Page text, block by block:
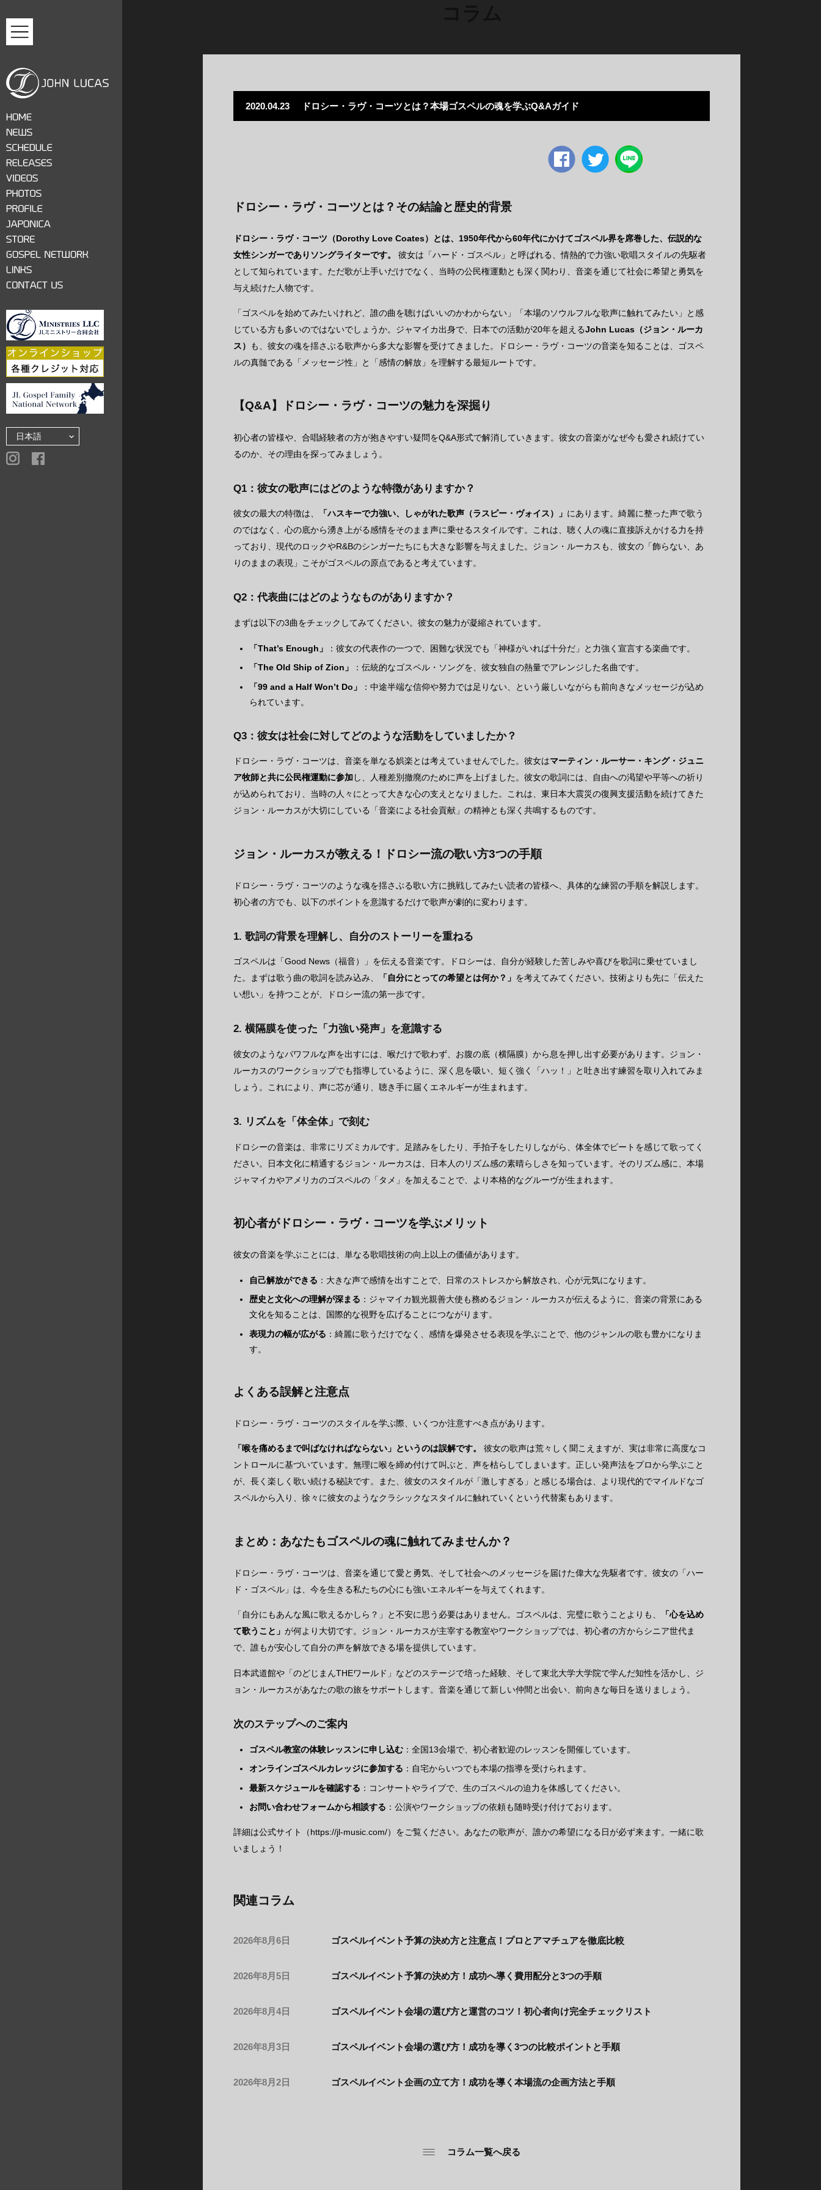
HOME
NEWS
SCHEDULE
RELEASES
VIDEOS
PHOTOS
PROFILE
JAPONICA
STORE
GOSPEL NETWORK
LINKS
2020.04.23 ドロシー・ラヴ・コーツとは？本場ゴスペルの魂を学ぶQ&Aガイド
ドロシー・ラヴ・コーツとは？その結論と歴史的背景
ドロシー・ラヴ・コーツ（Dorothy Love Coates）とは、1950年代から60年代にかけてゴスペル界を席巻した、伝説的な
女性シンガーでありソングライターです。
彼女は「ハード・ゴスペル」と呼ばれる、情熱的で力強い歌唱スタイルの先駆者
として知られています。ただ歌が上手いだけでなく、当時の公民権運動とも深く関わり、音楽を通じて社会に希望と勇気を
与え続けた人物です。
「ゴスペルを始めてみたいけれど、誰の曲を聴けばいいのかわからない」「本場のソウルフルな歌声に触れてみたい」と感
じている方も多いのではないでしょうか。ジャマイカ出身で、日本での活動が20年を超えるJohn Lucas（ジョン・ルーカ
ス）
も、彼女の魂を揺さぶる歌声から多大な影響を受けてきました。ドロシー・ラヴ・コーツの音楽を知ることは、ゴスペ
ルの真髄である「メッセージ性」と「感情の解放」を理解する最短ルートです。
【Q&A】ドロシー・ラヴ・コーツの魅力を深掘り
初心者の皆様や、合唱経験者の方が抱きやすい疑問をQ&A形式で解消していきます。彼女の音楽がなぜ今も愛され続けてい
るのか、その理由を探ってみましょう。
Q1：彼女の歌声にはどのような特徴がありますか？
彼女の最大の特徴は、 「ハスキーで力強い、しゃがれた歌声（ラスピー・ヴォイス）」 にあります。綺麗に整った声で歌う
のではなく、心の底から湧き上がる感情をそのまま声に乗せるスタイルです。これは、聴く人の魂に直接訴えかける力を持
っており、現代のロックやR&Bのシンガーたちにも大きな影響を与えました。ジョン・ルーカスも、彼女の「飾らない、あ
りのままの表現」こそがゴスペルの原点であると考えています。
Q2：代表曲にはどのようなものがありますか？
まずは以下の3曲をチェックしてみてください。彼女の魅力が凝縮されています。
「That’s Enough」
：彼女の代表作の一つで、困難な状況でも「神様がいれば十分だ」と力強く宣言する楽曲です。
「The Old Ship of Zion」
：伝統的なゴスペル・ソングを、彼女独自の熱量でアレンジした名曲です。
「99 and a Half Won’t Do」
：中途半端な信仰や努力では足りない、という厳しいながらも前向きなメッセージが込め
られています。
Q3：彼女は社会に対してどのような活動をしていましたか？
ドロシー・ラヴ・コーツは、音楽を単なる娯楽とは考えていませんでした。彼女はマーティン・ルーサー・キング・ジュニ
ア牧師と共に公民権運動に参加し、人種差別撤廃のために声を上げました。彼女の歌詞には、自由への渇望や平等への祈り
が込められており、当時の人々にとって大きな心の支えとなりました。これは、東日本大震災の復興支援活動を続けてきた
ジョン・ルーカスが大切にしている「音楽による社会貢献」の精神とも深く共鳴するものです。
ジョン・ルーカスが教える！ドロシー流の歌い方3つの手順
ドロシー・ラヴ・コーツのような魂を揺さぶる歌い方に挑戦してみたい読者の皆様へ、具体的な練習の手順を解説します。
初心者の方でも、以下のポイントを意識するだけで歌声が劇的に変わります。
1. 歌詞の背景を理解し、自分のストーリーを重ねる
ゴスペルは「Good News（福音）」を伝える音楽です。ドロシーは、自分が経験した苦しみや喜びを歌詞に乗せていまし
た。まずは歌う曲の歌詞を読み込み、
「自分にとっての希望とは何か？」 を考えてみてください。技術よりも先に「伝えた
い想い」を持つことが、ドロシー流の第一歩です。
2. 横隔膜を使った「力強い発声」を意識する
彼女のようなパワフルな声を出すには、喉だけで歌わず、お腹の底（横隔膜）から息を押し出す必要があります。ジョン・
ルーカスのワークショップでも指導しているように、深く息を吸い、短く強く「ハッ！」と吐き出す練習を取り入れてみま
しょう。これにより、声に芯が通り、聴き手に届くエネルギーが生まれます。
3. リズムを「体全体」で刻む
ドロシーの音楽は、非常にリズミカルです。足踏みをしたり、手拍子をしたりしながら、体全体でビートを感じて歌ってく
ださい。日本文化に精通するジョン・ルーカスは、日本人のリズム感の素晴らしさを知っています。そのリズム感に、本場
ジャマイカやアメリカのゴスペルの「タメ」を加えることで、より本格的なグルーヴが生まれます。
初心者がドロシー・ラヴ・コーツを学ぶメリット
彼女の音楽を学ぶことには、単なる歌唱技術の向上以上の価値があります。
自己解放ができる ：大きな声で感情を出すことで、日常のストレスから解放され、心が元気になります。
歴史と文化への理解が深まる ：ジャマイカ観光親善大使も務めるジョン・ルーカスが伝えるように、音楽の背景にある
文化を知ることは、国際的な視野を広げることにつながります。
表現力の幅が広がる ：綺麗に歌うだけでなく、感情を爆発させる表現を学ぶことで、他のジャンルの歌も豊かになりま
す。
よくある誤解と注意点
ドロシー・ラヴ・コーツのスタイルを学ぶ際、いくつか注意すべき点があります。
「喉を痛めるまで叫ばなければならない」というのは誤解です。
彼女の歌声は荒々しく聞こえますが、実は非常に高度なコ
ントロールに基づいています。無理に喉を締め付けて叫ぶと、声を枯らしてしまいます。正しい発声法をプロから学ぶこと
が、長く楽しく歌い続ける秘訣です。また、彼女のスタイルが「激しすぎる」と感じる場合は、より現代的でマイルドなゴ
スペルから入り、徐々に彼女のようなクラシックなスタイルに触れていくという代替案もあります。
まとめ：あなたもゴスペルの魂に触れてみませんか？
ドロシー・ラヴ・コーツは、音楽を通じて愛と勇気、そして社会へのメッセージを届けた偉大な先駆者です。彼女の「ハー
ド・ゴスペル」は、今を生きる私たちの心にも強いエネルギーを与えてくれます。
「自分にもあんな風に歌えるかしら？」と不安に思う必要はありません。ゴスペルは、完璧に歌うことよりも、
「心を込め
て歌うこと」 が何より大切です。ジョン・ルーカスが主宰する教室やワークショップでは、初心者の方からシニア世代ま
で、誰もが安心して自分の声を解放できる場を提供しています。
日本武道館や「のどじまんTHEワールド」などのステージで培った経験、そして東北大学大学院で学んだ知性を活かし、ジ
ョン・ルーカスがあなたの歌の旅をサポートします。音楽を通じて新しい仲間と出会い、前向きな毎日を送りましょう。
次のステップへのご案内
ゴスペル教室の体験レッスンに申し込む：全国13会場で、初心者歓迎のレッスンを開催しています。
オンラインゴスペルカレッジに参加する ：自宅からいつでも本場の指導を受けられます。
最新スケジュールを確認する ：コンサートやライブで、生のゴスペルの迫力を体感してください。
お問い合わせフォームから相談する ：公演やワークショップの依頼も随時受け付けております。
詳細は公式サイト（https://jl-music.com/）をご覧ください。あなたの歌声が、誰かの希望になる日が必ず来ます。一緒に歌
いましょう！
関連コラム
2026年8月6日 ゴスペルイベント予算の決め方と注意点！プロとアマチュアを徹底比較
2026年8月5日 ゴスペルイベント予算の決め方！成功へ導く費用配分と3つの手順
2026年8月4日 ゴスペルイベント会場の選び方と運営のコツ！初心者向け完全チェックリスト
2026年8月3日 ゴスペルイベント会場の選び方！成功を導く3つの比較ポイントと手順
2026年8月2日 ゴスペルイベント企画の立て方！成功を導く本場流の企画方法と手順
コラム一覧へ戻る